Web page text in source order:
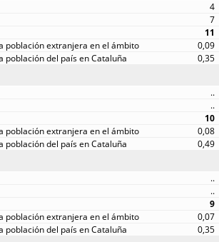
4
7
11
0,09
0,35
..
..
10
0,08
0,49
..
..
9
0,07
0,35